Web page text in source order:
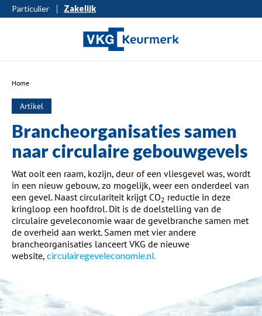
Particulier Zakelijk
Home
Artikel
Brancheorganisaties samen
naar circulaire gebouwgevels
Wat ooit een raam, kozijn, deur of een vliesgevel was, wordt
in een nieuw gebouw, zo mogelijk, weer een onderdeel van
een gevel. Naast circulariteit krijgt CO2 reductie in deze
kringloop een hoofdrol. Dit is de doelstelling van de
circulaire geveleconomie waar de gevelbranche samen met
de overheid aan werkt. Samen met vier andere
brancheorganisaties lanceert VKG de nieuwe
website, circulairegeveleconomie.nl.